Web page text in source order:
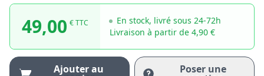
49,00 € TTC
En stock, livré sous 24-72h
Livraison à partir de 4,90 €
Ajouter au Poser une